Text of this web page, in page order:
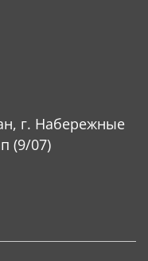
г. Набережные
(9/07)